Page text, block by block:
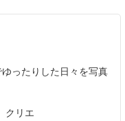
ったりした日々を写真
クリエ